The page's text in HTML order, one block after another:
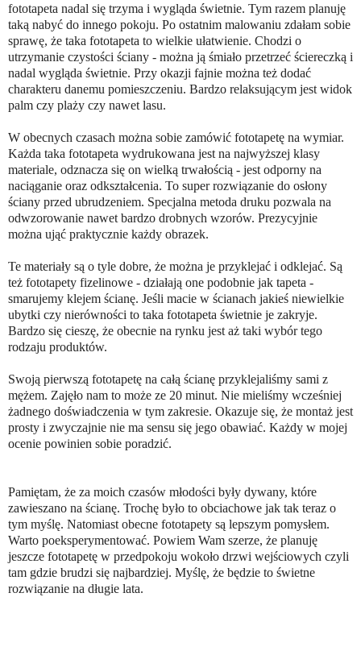
fototapeta nadal się trzyma i wygląda świetnie. Tym razem planuję
taką nabyć do innego pokoju. Po ostatnim malowaniu zdałam sobie
sprawę, że taka fototapeta to wielkie ułatwienie. Chodzi o
utrzymanie czystości ściany - można ją śmiało przetrzeć ściereczką i
nadal wygląda świetnie. Przy okazji fajnie można też dodać
charakteru danemu pomieszczeniu. Bardzo relaksującym jest widok
palm czy plaży czy nawet lasu.
W obecnych czasach można sobie zamówić fototapetę na wymiar.
Każda taka fototapeta wydrukowana jest na najwyższej klasy
materiale, odznacza się on wielką trwałością - jest odporny na
naciąganie oraz odkształcenia. To super rozwiązanie do osłony
ściany przed ubrudzeniem. Specjalna metoda druku pozwala na
odwzorowanie nawet bardzo drobnych wzorów. Prezycyjnie
można ująć praktycznie każdy obrazek.
Te materiały są o tyle dobre, że można je przyklejać i odklejać. Są
też fototapety fizelinowe - działają one podobnie jak tapeta -
smarujemy klejem ścianę. Jeśli macie w ścianach jakieś niewielkie
ubytki czy nierówności to taka fototapeta świetnie je zakryje.
Bardzo się cieszę, że obecnie na rynku jest aż taki wybór tego
rodzaju produktów.
Swoją pierwszą fototapetę na całą ścianę przyklejaliśmy sami z
mężem. Zajęło nam to może ze 20 minut. Nie mieliśmy wcześniej
żadnego doświadczenia w tym zakresie. Okazuje się, że montaż jest
prosty i zwyczajnie nie ma sensu się jego obawiać. Każdy w mojej
ocenie powinien sobie poradzić.
Pamiętam, że za moich czasów młodości były dywany, które
zawieszano na ścianę. Trochę było to obciachowe jak tak teraz o
tym myślę. Natomiast obecne fototapety są lepszym pomysłem.
Warto poeksperymentować. Powiem Wam szerze, że planuję
jeszcze fototapetę w przedpokoju wokoło drzwi wejściowych czyli
tam gdzie brudzi się najbardziej. Myślę, że będzie to świetne
rozwiązanie na długie lata.